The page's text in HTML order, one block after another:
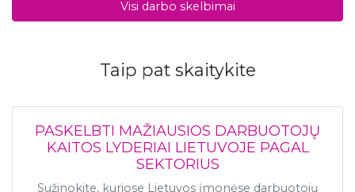
Visi darbo skelbimai
Taip pat skaitykite
PASKELBTI MAŽIAUSIOS DARBUOTOJŲ
KAITOS LYDERIAI LIETUVOJE PAGAL
SEKTORIUS
Sužinokite, kuriose Lietuvos įmonėse darbuotojų